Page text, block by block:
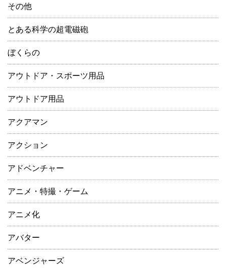
その他
とある科学の超電磁砲
ぼくらの
アウトドア・スポーツ用品
アウトドア用品
アクアマン
アクション
アドベンチャー
アニメ・特撮・ゲーム
アニメ化
アバター
アベンジャーズ